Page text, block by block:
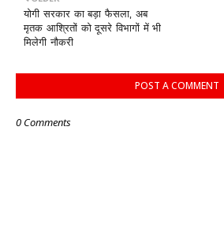
योगी सरकार का बड़ा फैसला, अब
मृतक आश्रितों को दूसरे विभागों में भी
मिलेगी नौकरी
POST A COMMENT
0 Comments